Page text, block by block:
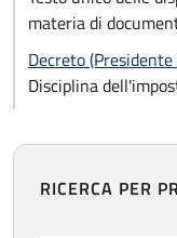
materia di
Decreto
Disciplina
RICERCA PER